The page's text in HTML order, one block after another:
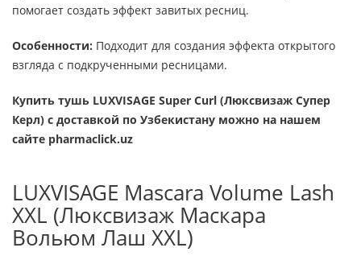
помогает создать эффект завитых ресниц.
Особенности: Подходит для создания эффекта открытого
взгляда с подкрученными ресницами.
Купить тушь LUXVISAGE Super Curl (Люксвизаж Супер
Керл) с доставкой по Узбекистану можно на нашем
сайте pharmaclick.uz
LUXVISAGE Mascara Volume Lash
XXL (Люксвизаж Маскара
Вольюм Лаш XXL)